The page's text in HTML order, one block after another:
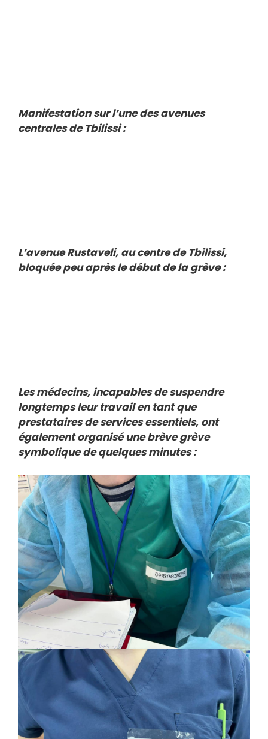
Manifestation sur l’une des avenues
centrales de Tbilissi :
L’avenue Rustaveli, au centre de Tbilissi,
bloquée peu après le début de la grève :
Les médecins, incapables de suspendre
longtemps leur travail en tant que
prestataires de services essentiels, ont
également organisé une brève grève
symbolique de quelques minutes :